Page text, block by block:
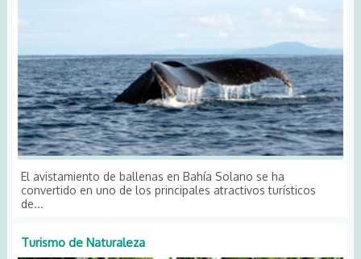
El avistamiento de ballenas en Bahía Solano se ha
convertido en uno de los principales atractivos turísticos
de...
Turismo de Naturaleza